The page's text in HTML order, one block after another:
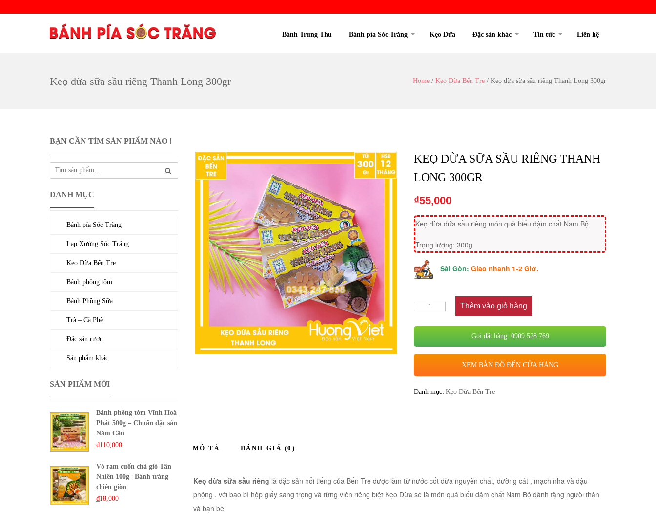
Bánh Trung Thu Bánh pía Sóc Trăng Kẹo Dừa Đặc sản khác Tin tức Liên hệ
Keọ dừa sữa sầu riêng Thanh Long 300gr Home / Kẹo Dừa Bến Tre / Keọ dừa sữa sầu riêng Thanh Long 300gr
BẠN CẦN TÌM SẢN PHẨM NÀO !
DANH MỤC
Bánh pía Sóc Trăng
Lạp Xưởng Sóc Trăng
Kẹo Dừa Bến Tre
Bánh phồng tôm
Bánh Phồng Sữa
Trà – Cà Phê
Đặc sản rượu
Sản phẩm khác
SẢN PHẨM MỚI
Bánh phồng tôm Vĩnh Hoà
Phát 500g – Chuẩn đặc sản
Năm Căn
₫110,000
Vỏ ram cuốn chả giò Tân
Nhiên 100g | Bánh tráng
chiên giòn
₫18,000
KEỌ DỪA SỮA SẦU RIÊNG THANH
LONG 300GR
₫55,000
Keọ dừa dứa sầu riêng món quà biếu đậm chất Nam Bộ
Trọng lượng: 300g
Sài Gòn: Giao nhanh 1-2 Giờ.
Thêm vào giỏ hàng
Gọi đặt hàng: 0909.528.769
XEM BẢN ĐỒ ĐẾN CỬA HÀNG
Danh mục: Kẹo Dừa Bến Tre
MÔ TẢ ĐÁNH GIÁ (0)
Keọ dừa sữa sầu riêng là đặc sản nổi tiếng của Bến Tre được làm từ nước cốt dừa nguyên chất, đường cát , mạch nha và đậu
phộng , với bao bì hộp giấy sang trọng và từng viên riêng biệt Kẹo Dừa sẽ là món quá biếu đậm chất Nam Bộ dành tặng người thân
và bạn bè